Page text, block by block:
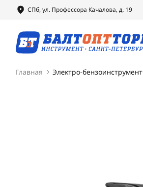
СПб, ул. Профессора Качалова, д. 19
Главная Электро-бензоинструмент